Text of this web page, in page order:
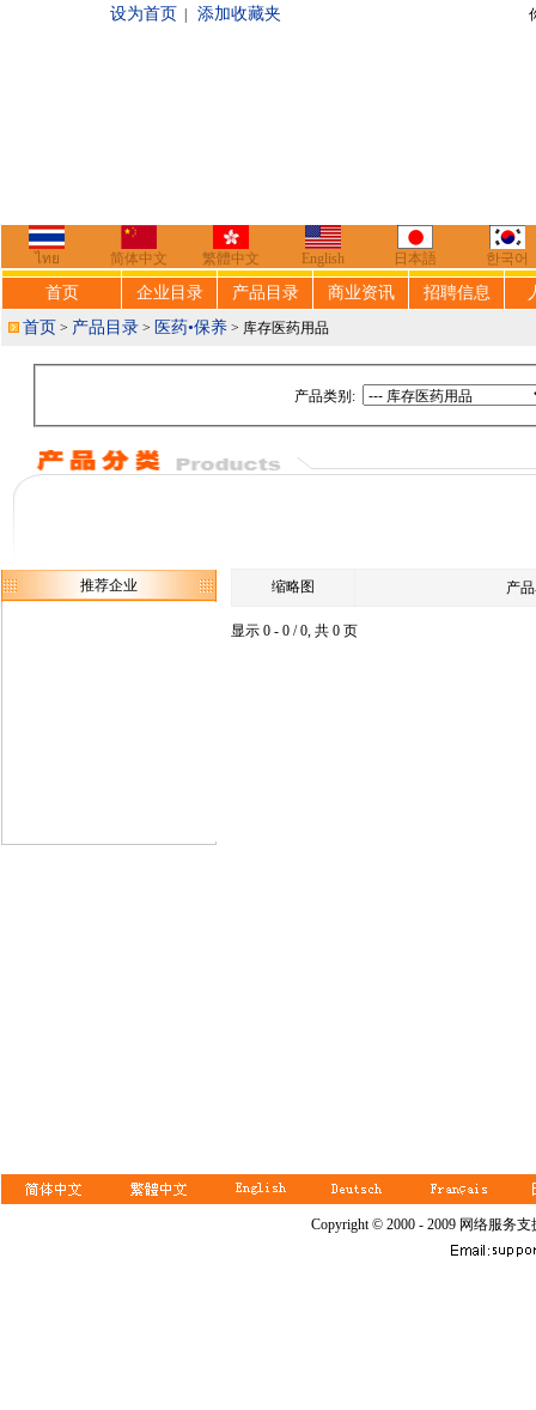
设为首页 添加收藏夹 你好，欢迎来到
ไทย 简体中文 繁體中文 English 日本語 한국어
首页 企业目录 产品目录 商业资讯 招聘信息
首页 > 产品目录 > 医药•保养 > 库存医药用品
产品类别:
推荐企业 缩略图 产
显示 0 - 0 / 0, 共 0 页
Copyright © 2000 - 2009 网络服务